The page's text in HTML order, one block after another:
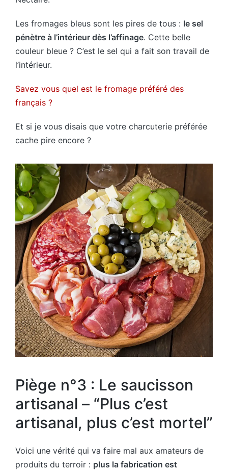
Les fromages bleus sont les pires de tous : le sel
pénètre à l’intérieur dès l’affinage. Cette belle
couleur bleue ? C’est le sel qui a fait son travail de
l’intérieur.
Savez vous quel est le fromage préféré des
français ?
Et si je vous disais que votre charcuterie préférée
cache pire encore ?
Piège n°3 : Le saucisson
artisanal – “Plus c’est
artisanal, plus c’est mortel”
Voici une vérité qui va faire mal aux amateurs de
produits du terroir : plus la fabrication est